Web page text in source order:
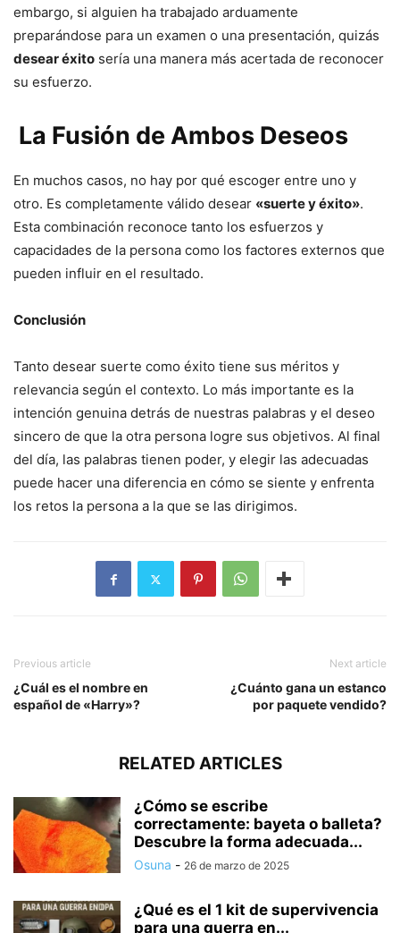
embargo, si alguien ha trabajado arduamente
preparándose para un examen o una presentación, quizás
desear éxito sería una manera más acertada de reconocer
su esfuerzo.
La Fusión de Ambos Deseos
En muchos casos, no hay por qué escoger entre uno y
otro. Es completamente válido desear «suerte y éxito».
Esta combinación reconoce tanto los esfuerzos y
capacidades de la persona como los factores externos que
pueden influir en el resultado.
Conclusión
Tanto desear suerte como éxito tiene sus méritos y
relevancia según el contexto. Lo más importante es la
intención genuina detrás de nuestras palabras y el deseo
sincero de que la otra persona logre sus objetivos. Al final
del día, las palabras tienen poder, y elegir las adecuadas
puede hacer una diferencia en cómo se siente y enfrenta
los retos la persona a la que se las dirigimos.
Previous article
¿Cuál es el nombre en
español de «Harry»?
Next article
¿Cuánto gana un estanco
por paquete vendido?
RELATED ARTICLES
¿Cómo se escribe
correctamente: bayeta o balleta?
Descubre la forma adecuada...
Osuna - 26 de marzo de 2025
¿Qué es el 1 kit de supervivencia
para una guerra en...